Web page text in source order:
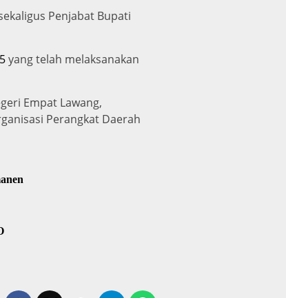
Penjabat Bupati
yang telah melaksanakan
Empat Lawang,
Perangkat Daerah